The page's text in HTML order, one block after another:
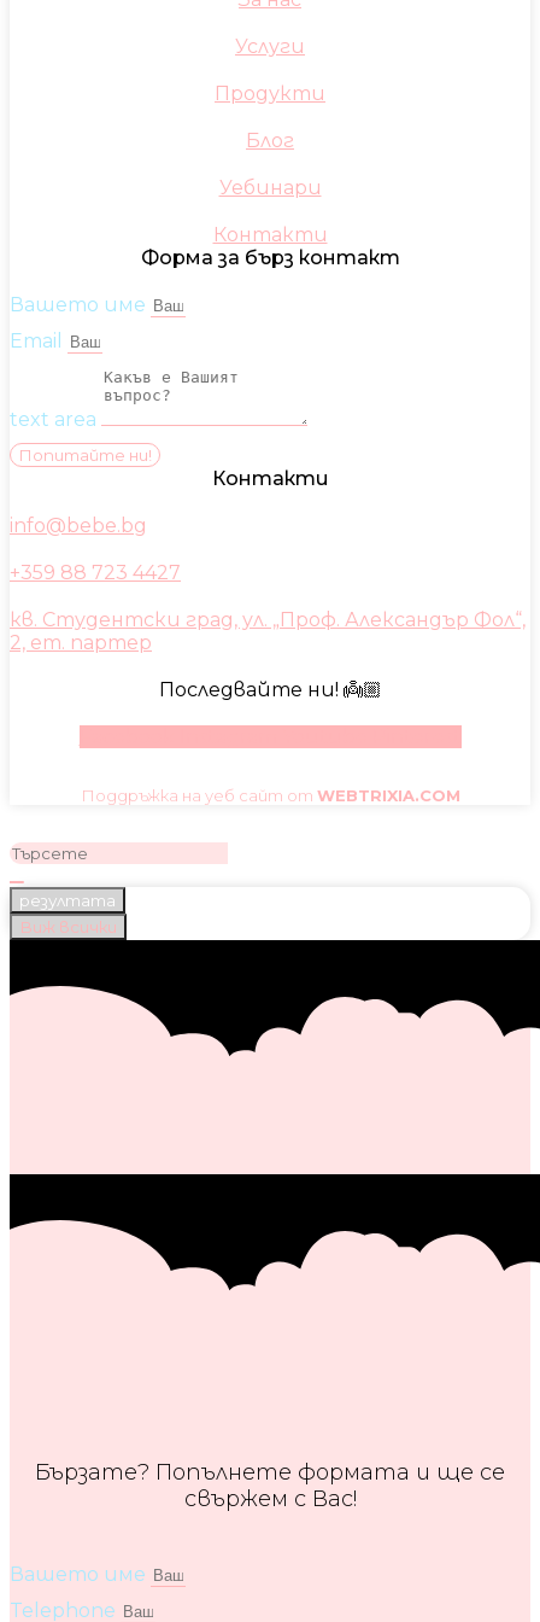
Услуги
Продукти
Блог
Уебинари
Контакти
Форма за бърз контакт
Вашето име
Email
text area
Попитайте ни!
Контакти
info@bebe.bg
+359 88 723 4427
кв. Студентски град, ул. „Проф. Александър Фол“,
2, ет. партер
Последвайте ни! 👼🏼
Поддръжка на уеб сайт от WEBTRIXIA.COM
резултата
Виж всички
Бързате? Попълнете формата и ще се
свържем с Вас!
Вашето име
Telephone